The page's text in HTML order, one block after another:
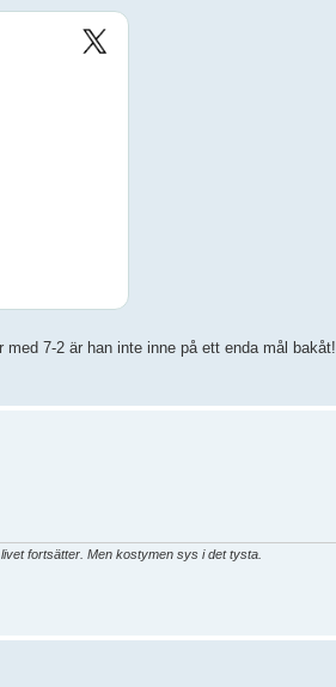
7-2 är han inte inne på ett enda mål bakåt!
fortsätter. Men kostymen sys i det tysta.